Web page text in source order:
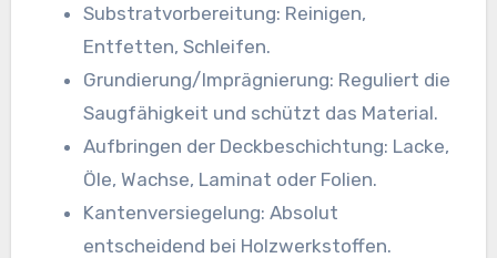
Substratvorbereitung: Reinigen,
Entfetten, Schleifen.
Grundierung/Imprägnierung: Reguliert die
Saugfähigkeit und schützt das Material.
Aufbringen der Deckbeschichtung: Lacke,
Öle, Wachse, Laminat oder Folien.
Kantenversiegelung: Absolut
entscheidend bei Holzwerkstoffen.